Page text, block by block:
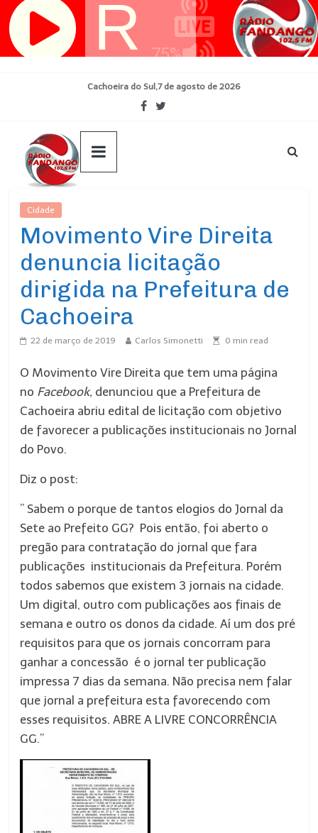
Pular
para
Cachoeira do Sul,7 de agosto de 2026
Cidade
Movimento Vire Direita
denuncia licitação
dirigida na Prefeitura de
Cachoeira
22 de março de 2019 Carlos Simonetti 0 min read
O Movimento Vire Direita que tem uma página
no Facebook, denunciou que a Prefeitura de
Cachoeira abriu edital de licitação com objetivo
de favorecer a publicações institucionais no Jornal
do Povo.
Diz o post:
” Sabem o porque de tantos elogios do Jornal da
Sete ao Prefeito GG? Pois então, foi aberto o
pregão para contratação do jornal que fara
publicações institucionais da Prefeitura. Porém
todos sabemos que existem 3 jornais na cidade.
Um digital, outro com publicações aos finais de
semana e outro os donos da cidade. Aí um dos pré
requisitos para que os jornais concorram para
ganhar a concessão é o jornal ter publicação
impressa 7 dias da semana. Não precisa nem falar
que jornal a prefeitura esta favorecendo com
esses requisitos. ABRE A LIVRE CONCORRÊNCIA
GG.”